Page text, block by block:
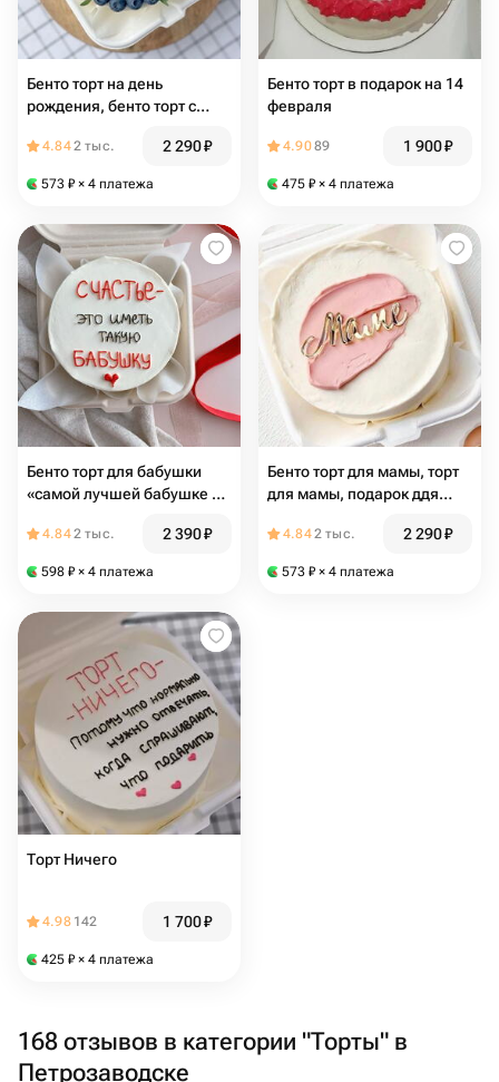
Бенто торт на день
рождения, бенто торт с
рождения, любовь моя!»
4.842 тыс. 2 290₽
573 ₽ × 4 платежа
Бенто торт в подарок на 14
февраля
4.9089 1 900₽
475 ₽ × 4 платежа
Бенто торт для бабушки
«самой лучшей бабушке в
4.842 тыс. 2 390₽
598 ₽ × 4 платежа
Бенто торт для мамы, торт
для мамы, подарок ддя
4.842 тыс. 2 290₽
573 ₽ × 4 платежа
Торт Ничего
4.98 142 1 700₽
425 ₽ × 4 платежа
168 отзывов в категории "Торты" в
Петрозаводске